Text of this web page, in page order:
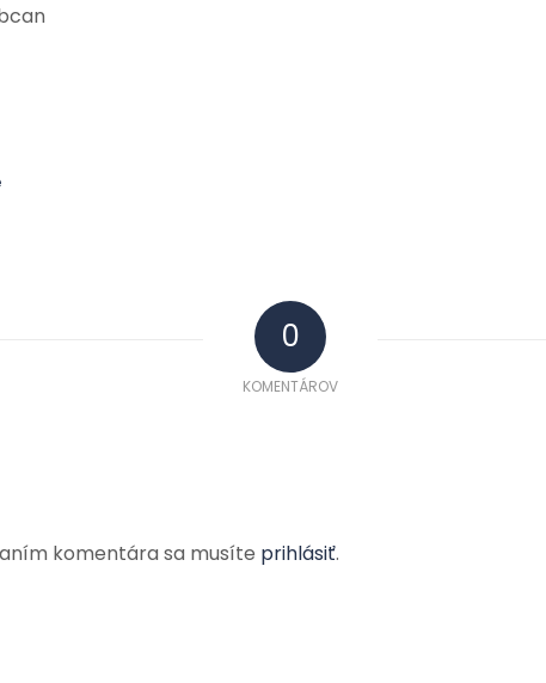
0
KOMENTÁROV
komentára sa musíte prihlásiť.